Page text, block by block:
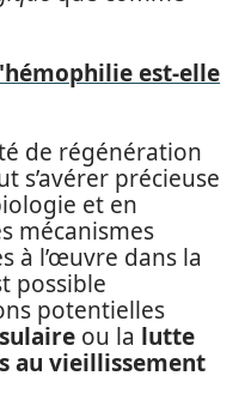
est-elle
de régénération
s’avérer précieuse
et en
mécanismes
à l’œuvre dans la
possible
potentielles
ou la lutte
au vieillissement